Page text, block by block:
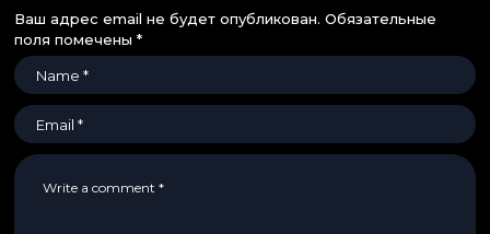
Ваш адрес email не будет опубликован. Обязательные
поля помечены *